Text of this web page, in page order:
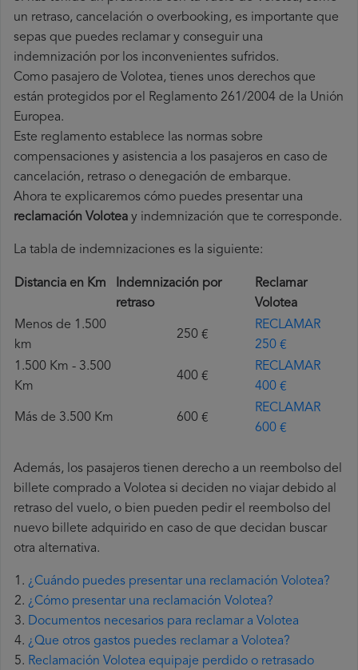
un retraso, cancelación o overbooking, es importante que
sepas que puedes reclamar y conseguir una
indemnización por los inconvenientes sufridos.
Como pasajero de Volotea, tienes unos derechos que
están protegidos por el Reglamento 261/2004 de la Unión
Europea.
Este reglamento establece las normas sobre
compensaciones y asistencia a los pasajeros en caso de
cancelación, retraso o denegación de embarque.
Ahora te explicaremos cómo puedes presentar una
reclamación Volotea y indemnización que te corresponde.
La tabla de indemnizaciones es la siguiente:
Distancia en Km
Indemnización por
retraso
Reclamar
Volotea
Menos de 1.500
km
250 €
RECLAMAR
250 €
1.500 Km - 3.500
Km
400 €
RECLAMAR
400 €
Más de 3.500 Km 600 €
RECLAMAR
600 €
Además, los pasajeros tienen derecho a un reembolso del
billete comprado a Volotea si deciden no viajar debido al
retraso del vuelo, o bien pueden pedir el reembolso del
nuevo billete adquirido en caso de que decidan buscar
otra alternativa.
¿Cuándo puedes presentar una reclamación Volotea?
¿Cómo presentar una reclamación Volotea?
Documentos necesarios para reclamar a Volotea
¿Que otros gastos puedes reclamar a Volotea?
Reclamación Volotea equipaje perdido o retrasado